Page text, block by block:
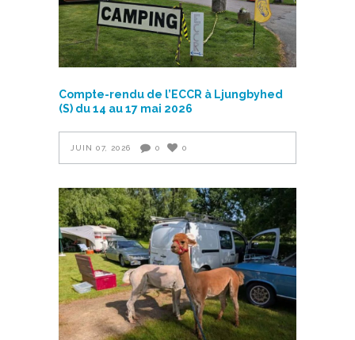
Compte-rendu de l’ECCR à Ljungbyhed
(S) du 14 au 17 mai 2026
JUIN 07, 2026 0 0